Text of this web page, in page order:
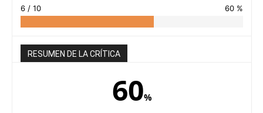
6 / 10 60 %
RESUMEN DE LA CRÍTICA
60%